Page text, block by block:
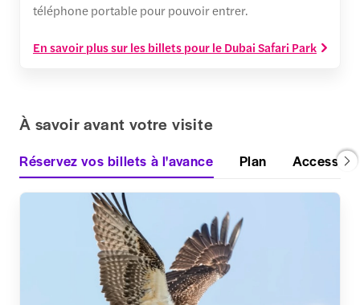
téléphone portable pour pouvoir entrer.
En savoir plus sur les billets pour le Dubai Safari Park
À savoir avant votre visite
Réservez vos billets à l'avance Plan